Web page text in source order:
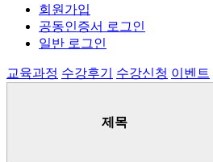
회원가입
공동인증서 로그인
일반 로그인
교육과정 수강후기 수강신청 이벤트
제목